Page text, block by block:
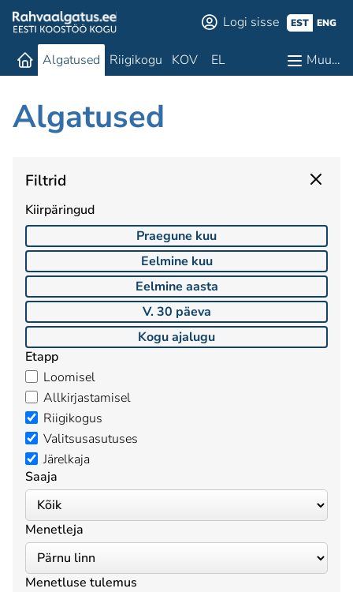
Logi sisse EST ENG
Algatused Riigikogu KOV EL Muu…
Algatused
Filtrid
Kiirpäringud
Praegune kuu
Eelmine kuu
Eelmine aasta
V. 30 päeva
Kogu ajalugu
Etapp
Loomisel
Allkirjastamisel
Riigikogus
Valitsusasutuses
Järelkaja
Saaja
Menetleja
Menetluse tulemus